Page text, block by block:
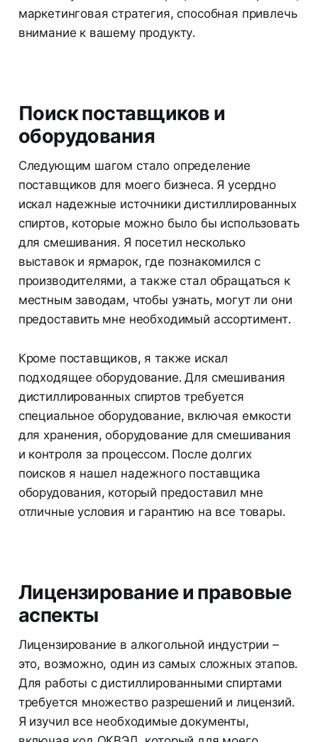
маркетинговая стратегия, способная привлечь
внимание к вашему продукту.
Поиск поставщиков и
оборудования
Следующим шагом стало определение
поставщиков для моего бизнеса. Я усердно
искал надежные источники дистиллированных
спиртов, которые можно было бы использовать
для смешивания. Я посетил несколько
выставок и ярмарок, где познакомился с
производителями, а также стал обращаться к
местным заводам, чтобы узнать, могут ли они
предоставить мне необходимый ассортимент.
Кроме поставщиков, я также искал
подходящее оборудование. Для смешивания
дистиллированных спиртов требуется
специальное оборудование, включая емкости
для хранения, оборудование для смешивания
и контроля за процессом. После долгих
поисков я нашел надежного поставщика
оборудования, который предоставил мне
отличные условия и гарантию на все товары.
Лицензирование и правовые
аспекты
Лицензирование в алкогольной индустрии –
это, возможно, один из самых сложных этапов.
Для работы с дистиллированными спиртами
требуется множество разрешений и лицензий.
Я изучил все необходимые документы,